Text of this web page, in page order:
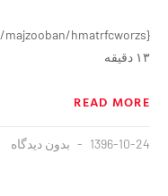
۱۳ دقیقه
READ MORE
1396-10-24 بدون دیدگاه